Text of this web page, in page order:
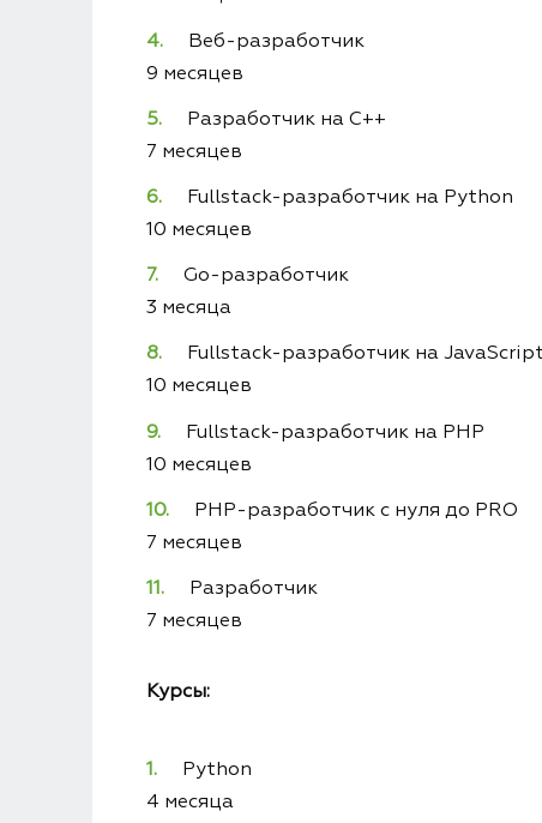
Веб-разработчик
9 месяцев
Разработчик на C++
7 месяцев
Fullstack-разработчик на Python
10 месяцев
Go-разработчик
3 месяца
Fullstack-разработчик на JavaScript
10 месяцев
Fullstack-разработчик на PHP
10 месяцев
PHP-разработчик с нуля до PRO
7 месяцев
Разработчик
7 месяцев
Курсы:
Python
4 месяца